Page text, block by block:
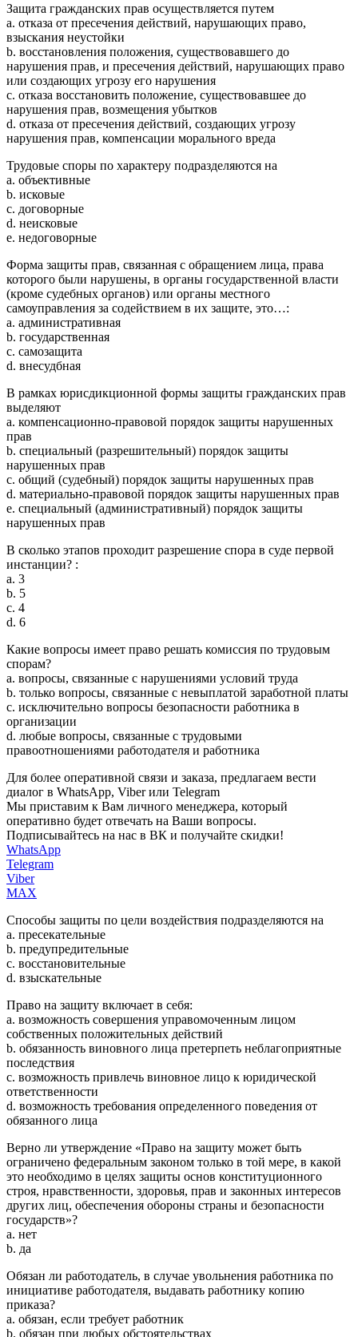
Защита гражданских прав осуществляется путем
a. отказа от пресечения действий, нарушающих право,
взыскания неустойки
b. восстановления положения, существовавшего до
нарушения прав, и пресечения действий, нарушающих право
или создающих угрозу его нарушения
c. отказа восстановить положение, существовавшее до
нарушения прав, возмещения убытков
d. отказа от пресечения действий, создающих угрозу
нарушения прав, компенсации морального вреда
Трудовые споры по характеру подразделяются на
a. объективные
b. исковые
c. договорные
d. неисковые
e. недоговорные
Форма защиты прав, связанная с обращением лица, права
которого были нарушены, в органы государственной власти
(кроме судебных органов) или органы местного
самоуправления за содействием в их защите, это…:
a. административная
b. государственная
c. самозащита
d. внесудбная
В рамках юрисдикционной формы защиты гражданских прав
выделяют
a. компенсационно-правовой порядок защиты нарушенных
прав
b. специальный (разрешительный) порядок защиты
нарушенных прав
c. общий (судебный) порядок защиты нарушенных прав
d. материально-правовой порядок защиты нарушенных прав
e. специальный (административный) порядок защиты
нарушенных прав
В сколько этапов проходит разрешение спора в суде первой
инстанции? :
a. 3
b. 5
c. 4
d. 6
Какие вопросы имеет право решать комиссия по трудовым
спорам?
a. вопросы, связанные с нарушениями условий труда
b. только вопросы, связанные с невыплатой заработной платы
c. исключительно вопросы безопасности работника в
организации
d. любые вопросы, связанные с трудовыми
правоотношениями работодателя и работника
Для более оперативной связи и заказа, предлагаем вести
диалог в WhatsApp, Viber или Telegram
Мы приставим к Вам личного менеджера, который
оперативно будет отвечать на Ваши вопросы.
Подписывайтесь на нас в ВК и получайте скидки!
WhatsApp
Telegram
Viber
MAX
Способы защиты по цели воздействия подразделяются на
a. пресекательные
b. предупредительные
c. восстановительные
d. взыскательные
Право на защиту включает в себя:
a. возможность совершения управомоченным лицом
собственных положительных действий
b. обязанность виновного лица претерпеть неблагоприятные
последствия
c. возможность привлечь виновное лицо к юридической
ответственности
d. возможность требования определенного поведения от
обязанного лица
Верно ли утверждение «Право на защиту может быть
ограничено федеральным законом только в той мере, в какой
это необходимо в целях защиты основ конституционного
строя, нравственности, здоровья, прав и законных интересов
других лиц, обеспечения обороны страны и безопасности
государств»?
a. нет
b. да
Обязан ли работодатель, в случае увольнения работника по
инициативе работодателя, выдавать работнику копию
приказа?
a. обязан, если требует работник
b. обязан при любых обстоятельствах